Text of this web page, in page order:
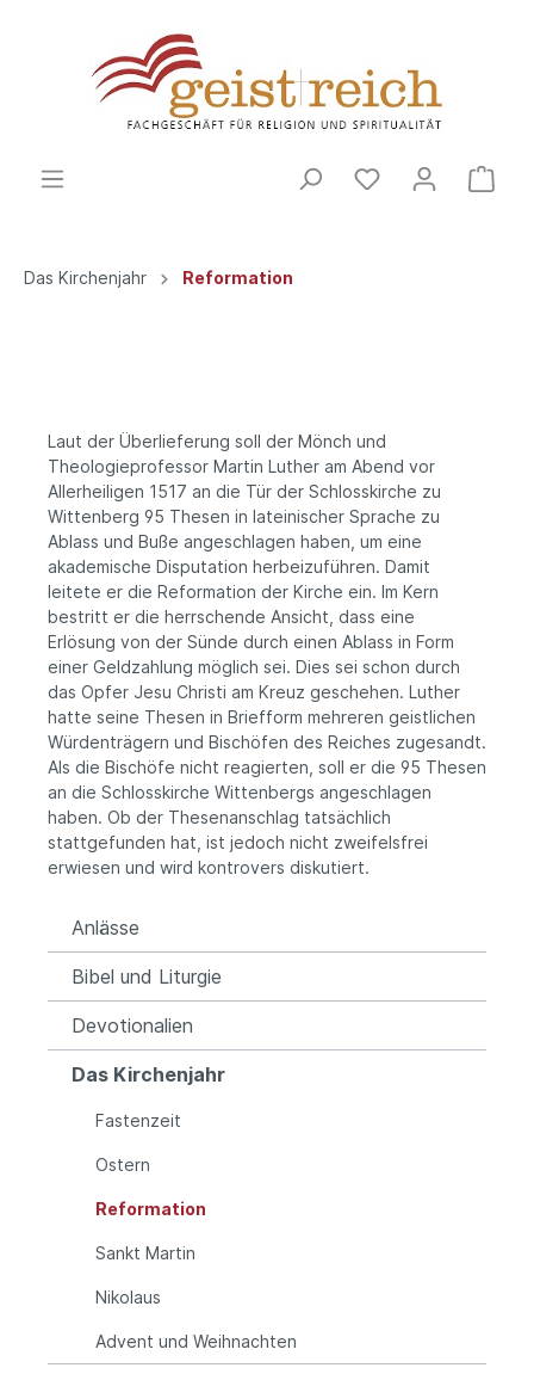
Das Kirchenjahr Reformation
Laut der Überlieferung soll der Mönch und
Theologieprofessor Martin Luther am Abend vor
Allerheiligen 1517 an die Tür der Schlosskirche zu
Wittenberg 95 Thesen in lateinischer Sprache zu
Ablass und Buße angeschlagen haben, um eine
akademische Disputation herbeizuführen. Damit
leitete er die Reformation der Kirche ein. Im Kern
bestritt er die herrschende Ansicht, dass eine
Erlösung von der Sünde durch einen Ablass in Form
einer Geldzahlung möglich sei. Dies sei schon durch
das Opfer Jesu Christi am Kreuz geschehen. Luther
hatte seine Thesen in Briefform mehreren geistlichen
Würdenträgern und Bischöfen des Reiches zugesandt.
Als die Bischöfe nicht reagierten, soll er die 95 Thesen
an die Schlosskirche Wittenbergs angeschlagen
haben. Ob der Thesenanschlag tatsächlich
stattgefunden hat, ist jedoch nicht zweifelsfrei
erwiesen und wird kontrovers diskutiert.
Anlässe
Bibel und Liturgie
Devotionalien
Das Kirchenjahr
Fastenzeit
Ostern
Reformation
Sankt Martin
Nikolaus
Advent und Weihnachten